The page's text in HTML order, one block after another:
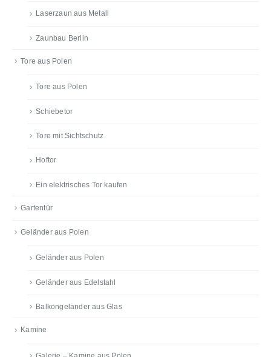
Laserzaun aus Metall
Zaunbau Berlin
Tore aus Polen
Tore aus Polen
Schiebetor
Tore mit Sichtschutz
Hoftor
Ein elektrisches Tor kaufen
Gartentür
Geländer aus Polen
Geländer aus Polen
Geländer aus Edelstahl
Balkongeländer aus Glas
Kamine